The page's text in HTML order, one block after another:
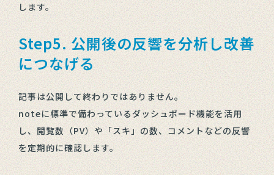
します。
Step5. 公開後の反響を分析し改善
につなげる
記事は公開して終わりではありません。
noteに標準で備わっているダッシュボード機能を活用
し、閲覧数（PV）や「スキ」の数、コメントなどの反響
を定期的に確認します。